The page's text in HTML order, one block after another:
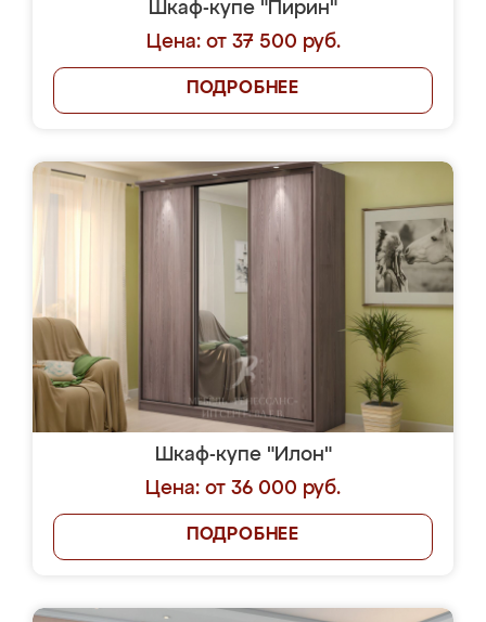
Шкаф-купе "Пирин"
Цена: от 37 500 руб.
ПОДРОБНЕЕ
Шкаф-купе "Илон"
Цена: от 36 000 руб.
ПОДРОБНЕЕ